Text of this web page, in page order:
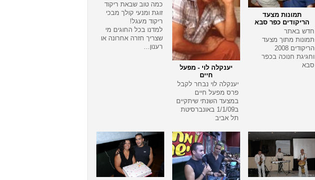
תמונות מצעד
הריקודים כפר סבא
חדש באתר
תמונות מתוך מצעד
הריקודים 2008
וחגיגת חנוכה בכפר
סבא
יענקלה לוי - מפעל
חיים
יענקלה לוי נבחר לקבל
פרס מפעל חיים
במצעד השנתי שיתקיים
ב1/1/09 באונברסיטת
תל אביב
כמה טוב שבאת ריקוד
זוגת ומנעי קולך מבכי
ריקוד מעגל!
למדנו בכל החוגים מי
שצריך חזרה אחרונה או
רענון...